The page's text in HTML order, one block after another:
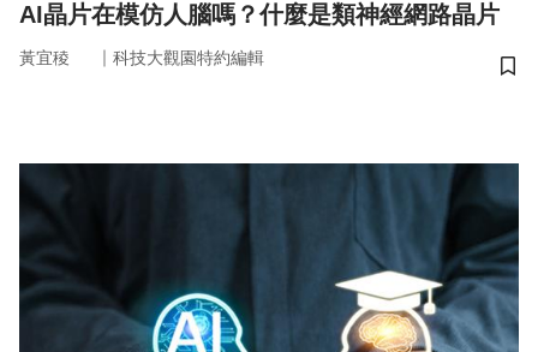
AI晶片在模仿人腦嗎？什麼是類神經網路晶片
黃宜稜 ｜ 科技大觀園特約編輯
儲